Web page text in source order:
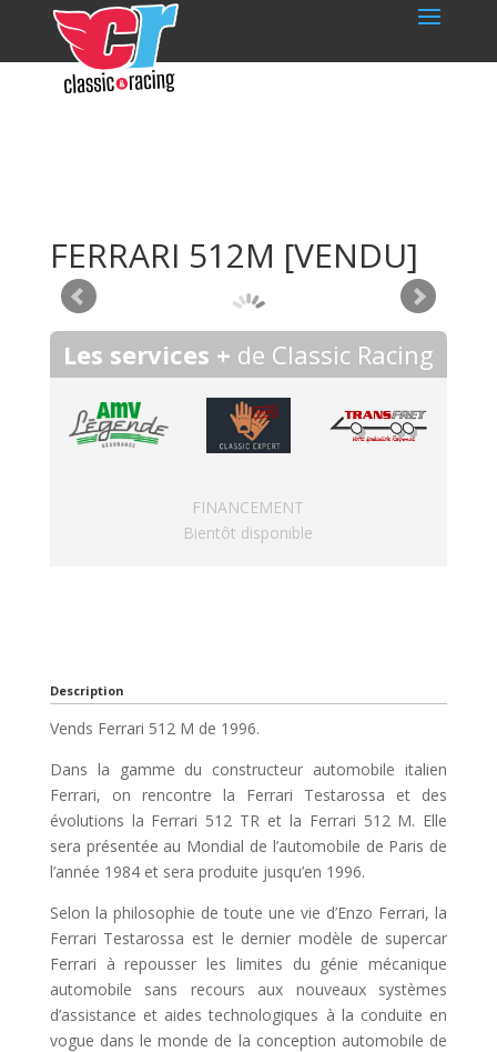
FERRARI 512M [VENDU]
Les services + de Classic Racing
FINANCEMENT
Bientôt disponible
Description
Vends Ferrari 512 M de 1996.
Dans la gamme du constructeur automobile italien
Ferrari, on rencontre la Ferrari Testarossa et des
évolutions la Ferrari 512 TR et la Ferrari 512 M. Elle
sera présentée au Mondial de l’automobile de Paris de
l’année 1984 et sera produite jusqu’en 1996.
Selon la philosophie de toute une vie d’Enzo Ferrari, la
Ferrari Testarossa est le dernier modèle de supercar
Ferrari à repousser les limites du génie mécanique
automobile sans recours aux nouveaux systèmes
d’assistance et aides technologiques à la conduite en
vogue dans le monde de la conception automobile de